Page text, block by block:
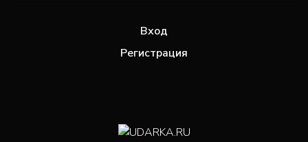
Вход
Регистрация